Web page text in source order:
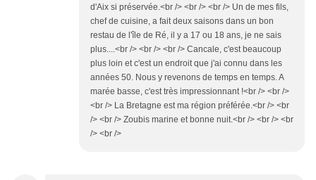
d'Aix si préservée.<br /> <br /> <br /> Un de mes fils,
chef de cuisine, a fait deux saisons dans un bon
restau de l'île de Ré, il y a 17 ou 18 ans, je ne sais
plus....<br /> <br /> <br /> Cancale, c'est beaucoup
plus loin et c'est un endroit que j'ai connu dans les
années 50. Nous y revenons de temps en temps. A
marée basse, c'est très impressionnant !<br /> <br />
<br /> La Bretagne est ma région préférée.<br /> <br
/> <br /> Zoubis marine et bonne nuit.<br /> <br /> <br
/> <br />